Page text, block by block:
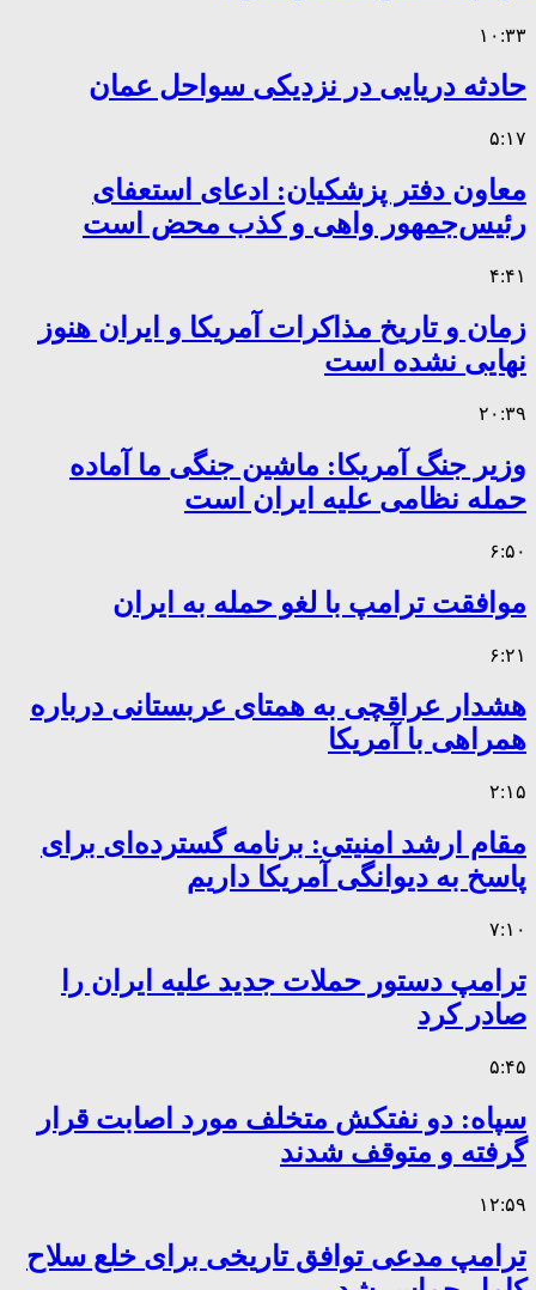
۱۰:۳۳
حادثه دریایی در نزدیکی سواحل عمان
۵:۱۷
معاون دفتر پزشکیان: ادعای استعفای
رئیس‌جمهور واهی و کذب محض است
۴:۴۱
زمان و تاریخ مذاکرات آمریکا و ایران هنوز
نهایی نشده است
۲۰:۳۹
وزیر جنگ آمریکا: ماشین جنگی ما آماده
حمله نظامی علیه ایران است
۶:۵۰
موافقت ترامپ با لغو حمله به ایران
۶:۲۱
هشدار عراقچی به همتای عربستانی درباره
همراهی با آمریکا
۲:۱۵
مقام ارشد امنیتی: برنامه گسترده‌ای برای
پاسخ به دیوانگی آمریکا داریم
۷:۱۰
ترامپ دستور حملات جدید علیه ایران را
صادر کرد
۵:۴۵
سپاه: دو نفتکش متخلف مورد اصابت قرار
گرفته و متوقف شدند
۱۲:۵۹
ترامپ مدعی توافق تاریخی برای خلع سلاح